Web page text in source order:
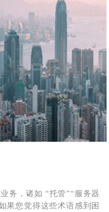
务，诸如 “托管”“服务器
果您觉得这些术语感到困